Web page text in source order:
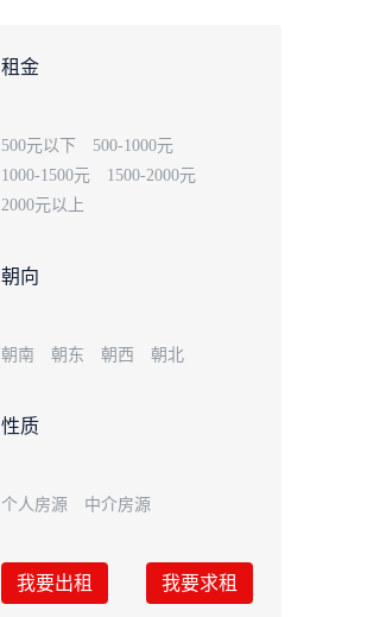
租金
500元以下
500-1000元
1000-1500元
1500-2000元
2000元以上
朝向
朝南 朝东 朝西 朝北
性质
个人房源 中介房源
我要出租 我要求租